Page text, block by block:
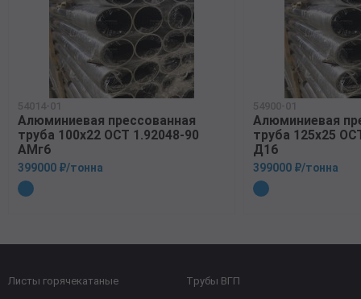
54014-01
Алюминиевая прессованная
труба 100х22 ОСТ 1.92048-90
АМг6
399000 ₽/тонна
54900-01
Алюминиевая
труба 125х25
Д16
399000 ₽/тонна
Листы горячекатаные
Трубы ВГП